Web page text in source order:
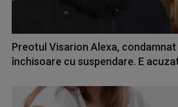
Preotul Visarion Alexa,
închisoare cu suspendare. E